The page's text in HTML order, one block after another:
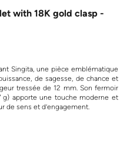
with 18K gold clasp -
Singita, une pièce emblématique
de sagesse, de chance et
tressée de 12 mm. Son fermoir
g) apporte une touche moderne et
de sens et d’engagement.